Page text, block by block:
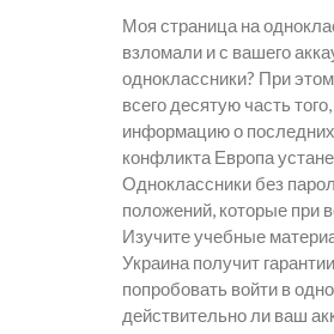
Моя страница на
взломали и с вашего
одноклассники? При
всего десятую часть
информацию о последних
конфликта Европа
Одноклассники без
положений, которые при
Изучите учебные
Украина получит
попробовать войти в
действительно ли ваш